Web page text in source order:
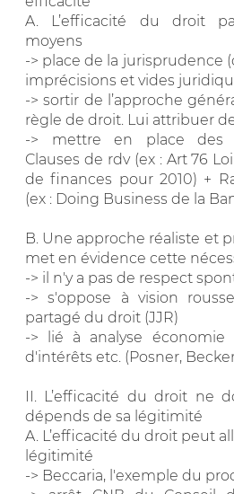
A. L’efficacité du droit
moyens
-> place de la jurisprudence
imprécisions et vides
-> sortir de l’approche
règle de droit. Lui attribuer
-> mettre en place des
Clauses de rdv (ex : Art 76
de finances pour 2010) +
(ex : Doing Business de la
B. Une approche réaliste et
met en évidence cette
-> il n'y a pas de respect
-> s'oppose à vision
partagé du droit (JJR)
-> lié à analyse
d'intérêts etc. (Posner,
II. L’efficacité du droit ne
dépends de sa légitimité
A. L’efficacité du droit peut
légitimité
-> Beccaria, l'exemple du